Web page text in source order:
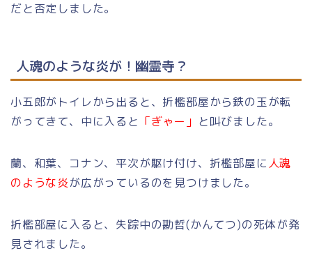
だと否定しました。
人魂のような炎が！幽霊寺？
小五郎がトイレから出ると、折檻部屋から鉄の玉が転
がってきて、中に入ると 「ぎゃー」 と叫びました。
蘭、和葉、コナン、平次が駆け付け、折檻部屋に人魂
のような炎が広がっているのを見つけました。
折檻部屋に入ると、失踪中の勘哲(かんてつ)の死体が発
見されました。